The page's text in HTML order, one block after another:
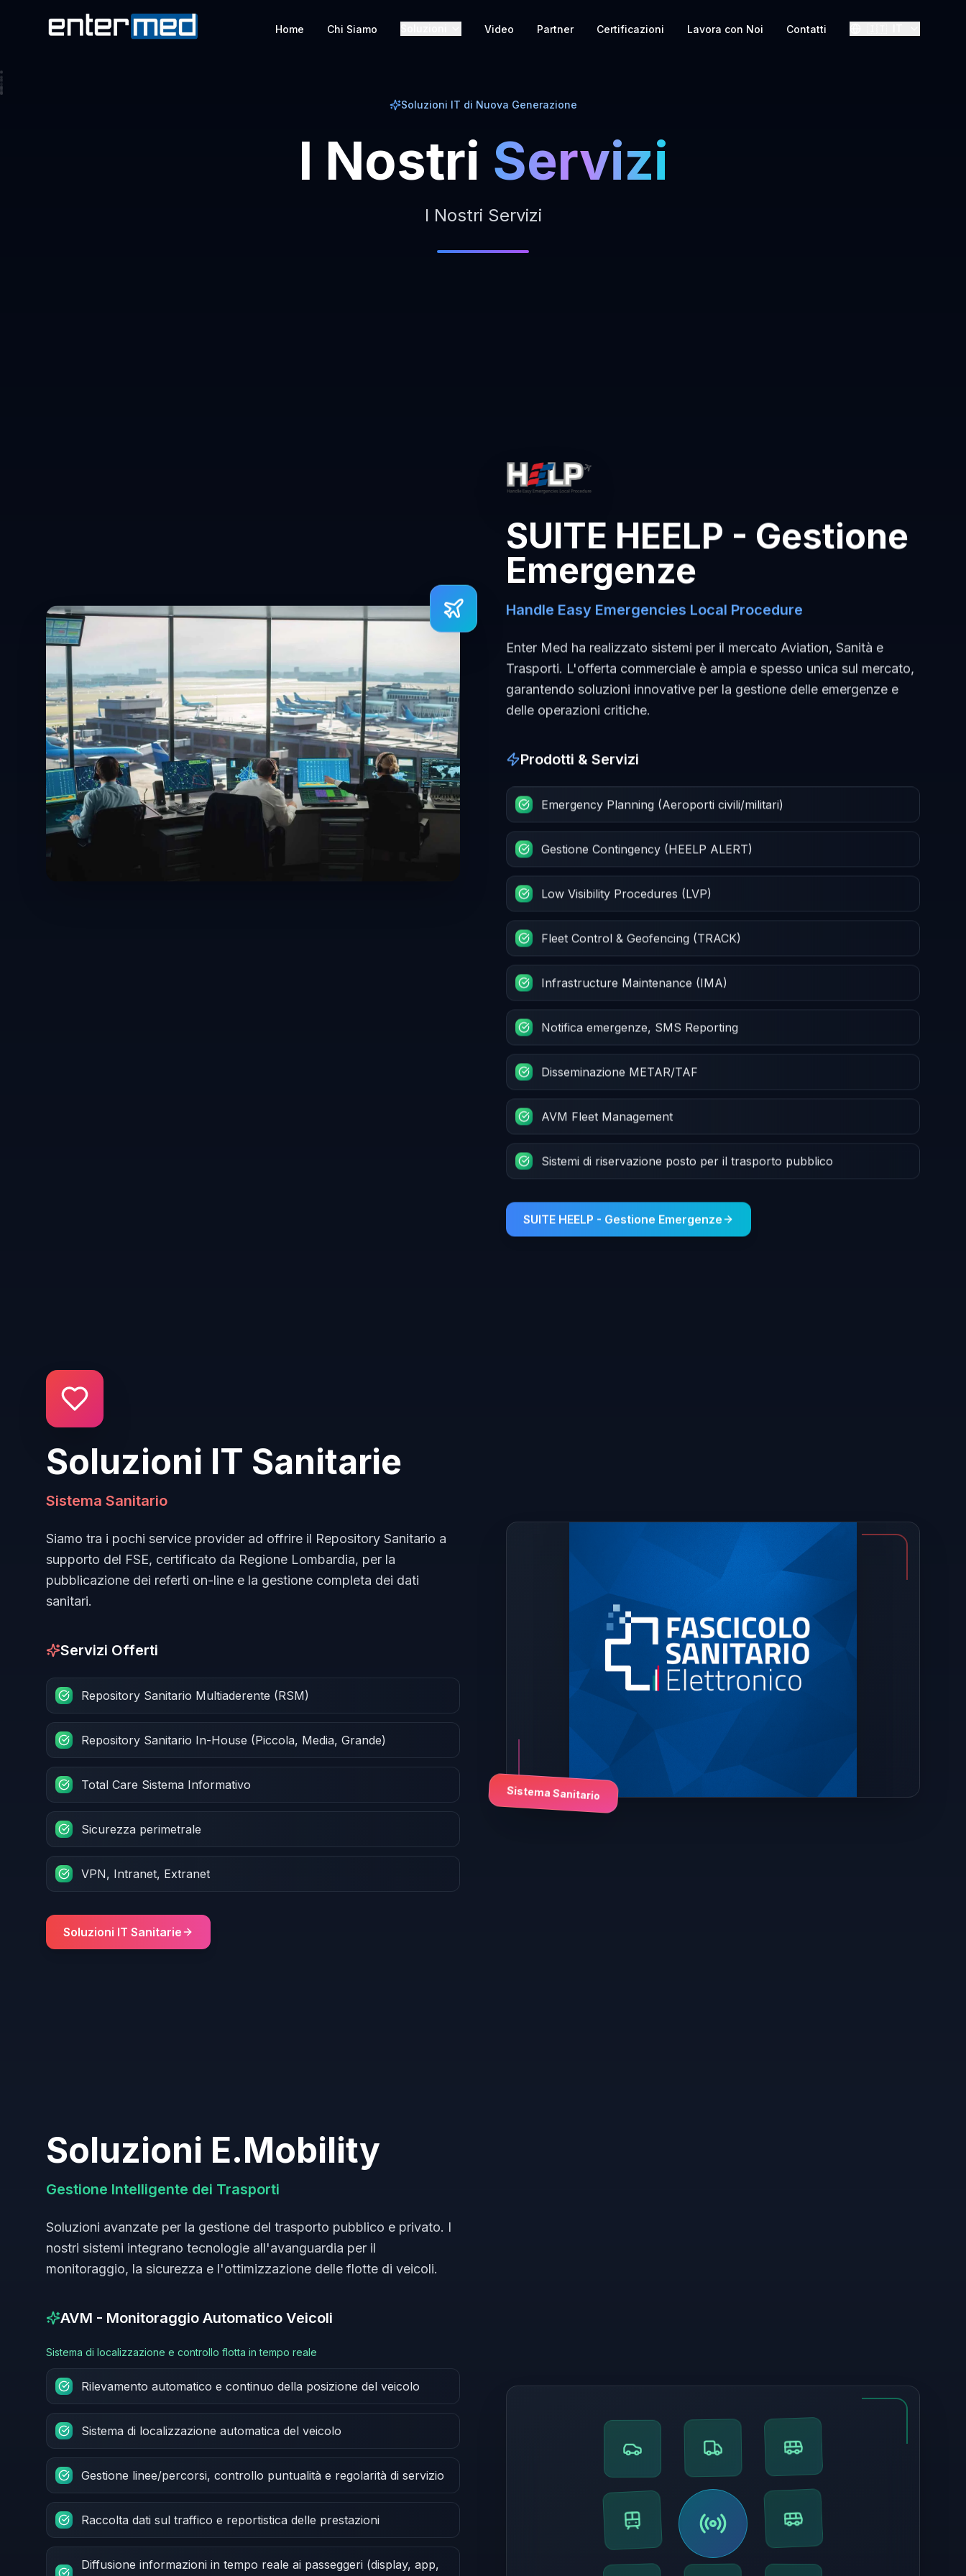
Home Chi Siamo Video Partner Certificazioni Lavora con Noi Contatti
Soluzioni IT di Nuova Generazione
I Nostri Servizi
I Nostri Servizi
SUITE HEELP - Gestione
Emergenze
Handle Easy Emergencies Local Procedure
Enter Med ha realizzato sistemi per il mercato Aviation, Sanità e
Trasporti. L'offerta commerciale è ampia e spesso unica sul mercato,
garantendo soluzioni innovative per la gestione delle emergenze e
delle operazioni critiche.
Prodotti & Servizi
Emergency Planning (Aeroporti civili/militari)
Gestione Contingency (HEELP ALERT)
Low Visibility Procedures (LVP)
Fleet Control & Geofencing (TRACK)
Infrastructure Maintenance (IMA)
Notifica emergenze, SMS Reporting
Disseminazione METAR/TAF
AVM Fleet Management
Sistemi di riservazione posto per il trasporto pubblico
SUITE HEELP - Gestione Emergenze
Soluzioni IT Sanitarie
Sistema Sanitario
Siamo tra i pochi service provider ad offrire il Repository Sanitario a
supporto del FSE, certificato da Regione Lombardia, per la
pubblicazione dei referti on-line e la gestione completa dei dati
sanitari.
Servizi Offerti
Repository Sanitario Multiaderente (RSM)
Repository Sanitario In-House (Piccola, Media, Grande)
Total Care Sistema Informativo
Sicurezza perimetrale
VPN, Intranet, Extranet
Soluzioni IT Sanitarie
Sistema Sanitario
Soluzioni E.Mobility
Gestione Intelligente dei Trasporti
Soluzioni avanzate per la gestione del trasporto pubblico e privato. I
nostri sistemi integrano tecnologie all'avanguardia per il
monitoraggio, la sicurezza e l'ottimizzazione delle flotte di veicoli.
AVM - Monitoraggio Automatico Veicoli
Sistema di localizzazione e controllo flotta in tempo reale
Rilevamento automatico e continuo della posizione del veicolo
Sistema di localizzazione automatica del veicolo
Gestione linee/percorsi, controllo puntualità e regolarità di servizio
Raccolta dati sul traffico e reportistica delle prestazioni
Diffusione informazioni in tempo reale ai passeggeri (display, app,